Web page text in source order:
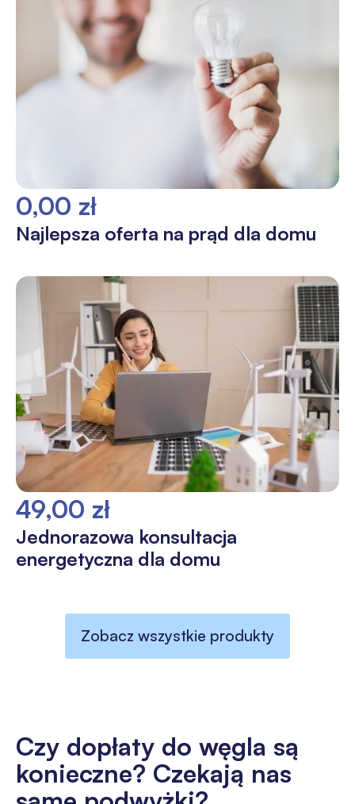
0,00 zł
Najlepsza oferta na prąd dla domu
49,00 zł
Jednorazowa konsultacja
energetyczna dla domu
Zobacz wszystkie produkty
Czy dopłaty do węgla są
konieczne? Czekają nas